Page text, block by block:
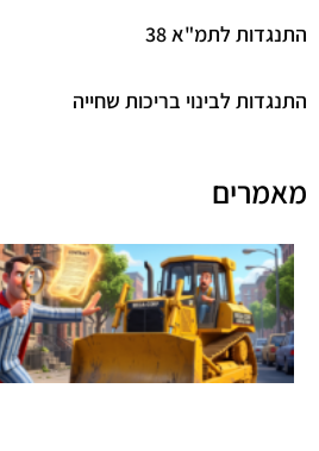
התנגדות לתמ"א 38
התנגדות לבינוי בריכות שחייה
מאמרים